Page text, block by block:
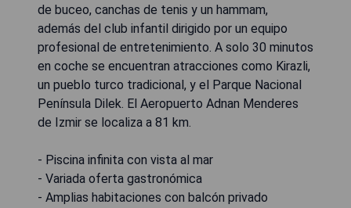
de buceo, canchas de tenis y un hammam,
además del club infantil dirigido por un equipo
profesional de entretenimiento. A solo 30 minutos
en coche se encuentran atracciones como Kirazli,
un pueblo turco tradicional, y el Parque Nacional
Península Dilek. El Aeropuerto Adnan Menderes
de Izmir se localiza a 81 km.
- Piscina infinita con vista al mar
- Variada oferta gastronómica
- Amplias habitaciones con balcón privado